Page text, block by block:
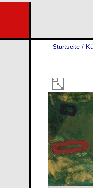
Startseite /